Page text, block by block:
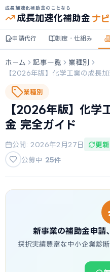
成長加速化補助金のことなら
成長加速化補助金 ナビ
申請代行 制度・仕組み
ホーム 記事一覧
業種別
【2026年版】化学工業の成長
業種別
【2026年版】化学
金 完全ガイド
公開: 2026年2月27日 更
公募中 25件
新事業の補助金申請
採択実績豊富な中小企業診